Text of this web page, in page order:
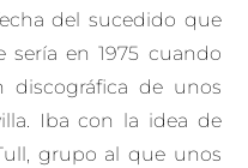
del sucedido que
sería en 1975 cuando
discográfica de unos
Iba con la idea de
grupo al que unos